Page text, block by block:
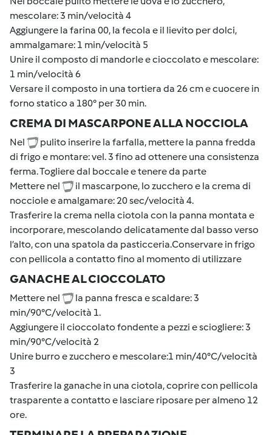
mescolare: 3 min/velocità 4
Aggiungere la farina 00, la fecola e il lievito per dolci,
ammalgamare: 1 min/velocità 5
Unire il composto di mandorle e cioccolato e mescolare:
1 min/velocità 6
Versare il composto in una tortiera da 26 cm e cuocere in
forno statico a 180° per 30 min.
CREMA DI MASCARPONE ALLA NOCCIOLA
Nel
pulito inserire la farfalla, mettere la panna fredda
di frigo e montare: vel. 3 fino ad ottenere una consistenza
ferma. Togliere dal boccale e tenere da parte
Mettere nel
il mascarpone, lo zucchero e la crema di
nocciole e amalgamare: 20 sec/velocità 4.
Trasferire la crema nella ciotola con la panna montata e
incorporare, mescolando delicatamente dal basso verso
l’alto, con una spatola da pasticceria.Conservare in frigo
con pellicola a contatto fino al momento di utilizzare
GANACHE AL CIOCCOLATO
Mettere nel
la panna fresca e scaldare: 3
min/90°C/velocità 1.
Aggiungere il cioccolato fondente a pezzi e sciogliere: 3
min/90°C/velocità 2
Unire burro e zucchero e mescolare:1 min/40°C/velocità
3
Trasferire la ganache in una ciotola, coprire con pellicola
trasparente a contatto e lasciare riposare per almeno 12
ore.